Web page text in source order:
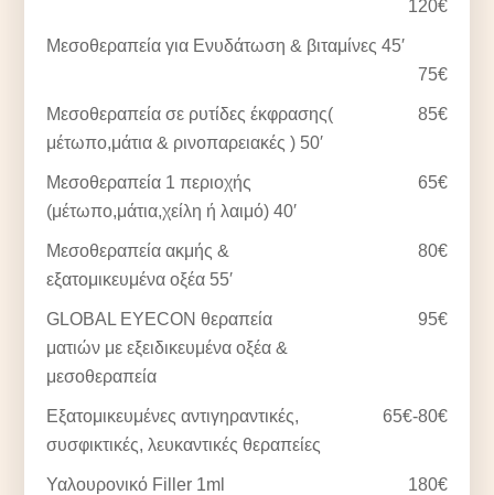
120€
Μεσοθεραπεία για Ενυδάτωση & βιταμίνες 45′
75€
Μεσοθεραπεία σε ρυτίδες έκφρασης(
μέτωπο,μάτια & ρινοπαρειακές ) 50′
85€
Μεσοθεραπεία 1 περιοχής
(μέτωπο,μάτια,χείλη ή λαιμό) 40′
65€
Μεσοθεραπεία ακμής &
εξατομικευμένα οξέα 55′
80€
GLOBAL EYECON θεραπεία
ματιών με εξειδικευμένα οξέα &
μεσοθεραπεία
95€
Εξατομικευμένες αντιγηραντικές,
συσφικτικές, λευκαντικές θεραπείες
65€-80€
Υαλουρονικό Filler 1ml 180€